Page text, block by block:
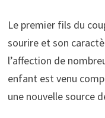
Le premier fils du
sourire et son
l’affection de
enfant est venu
une nouvelle source